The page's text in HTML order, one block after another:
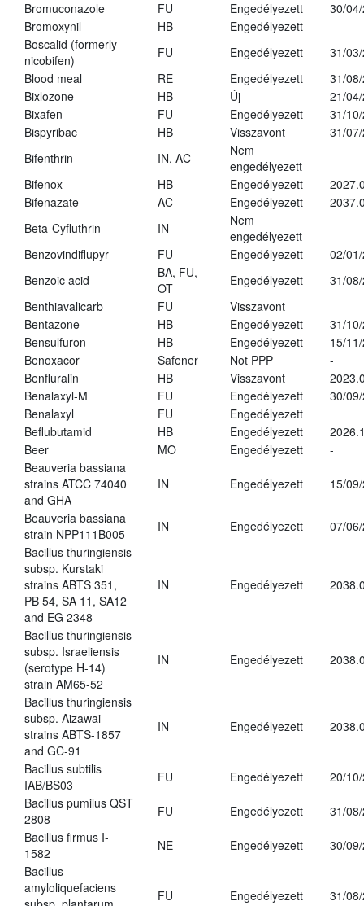
Bromuconazole FU Engedélyezett
30/
Bromoxynil
HB
Engedélyezett
Boscalid (formerly
nicobifen)
FU Engedélyezett
31/
Blood meal
RE Engedélyezett
31/
Bixlozone
HB Új
21/
Bixafen
FU Engedélyezett
31/
Bispyribac
HB Visszavont
31/
Bifenthrin
IN, AC
Nem
engedélyezett
Bifenox
HB Engedélyezett
Bifenazate
AC Engedélyezett
Beta-Cyfluthrin
IN
Nem
engedélyezett
Benzovindiflupyr
FU Engedélyezett
02/
Benzoic acid
BA, FU,
OT
Engedélyezett
31/
Benthiavalicarb
FU
Visszavont
Bentazone
HB Engedélyezett
31/
Bensulfuron
HB Engedélyezett
15/
Benoxacor
Safener Not PPP
-
Benfluralin
HB Visszavont
Benalaxyl-M
FU Engedélyezett
30/
Benalaxyl
FU
Engedélyezett
Beflubutamid
HB Engedélyezett
Beer
MO Engedélyezett
-
Beauveria bassiana
strains ATCC 74040
and GHA
IN Engedélyezett 15/
Beauveria bassiana
strain NPP111B005
IN Engedélyezett
07/
Bacillus thuringiensis
subsp. Kurstaki
strains ABTS 351,
PB 54, SA 11, SA12
and EG 2348
IN Engedélyezett
Bacillus thuringiensis
subsp. Israeliensis
(serotype H-14)
strain AM65-52
IN Engedélyezett
Bacillus thuringiensis
subsp. Aizawai
strains ABTS-1857
and GC-91
IN Engedélyezett
Bacillus subtilis
IAB/BS03
FU Engedélyezett
20/
Bacillus pumilus QST
2808
FU Engedélyezett
31/
Bacillus firmus I-
1582
NE Engedélyezett
30/
Bacillus
amyloliquefaciens
FU Engedélyezett 31/